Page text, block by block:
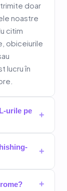
doar
noastre
citim
obiceiurile
lucru în
urile pe
+
+
+